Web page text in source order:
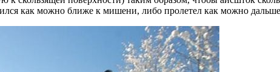
как можно ближе к мишени, либо пролетел как можно